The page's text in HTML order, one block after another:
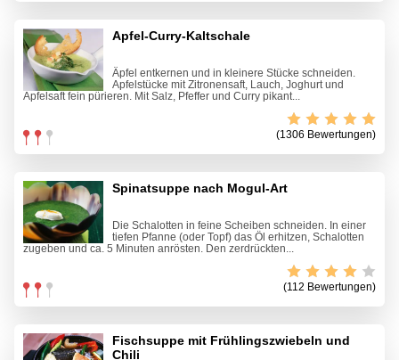
Apfel-Curry-Kaltschale
Äpfel entkernen und in kleinere Stücke schneiden.
Apfelstücke mit Zitronensaft, Lauch, Joghurt und
Apfelsaft fein pürieren. Mit Salz, Pfeffer und Curry pikant...
(1306 Bewertungen)
Spinatsuppe nach Mogul-Art
Die Schalotten in feine Scheiben schneiden. In einer
tiefen Pfanne (oder Topf) das Öl erhitzen, Schalotten
zugeben und ca. 5 Minuten anrösten. Den zerdrückten...
(112 Bewertungen)
Fischsuppe mit Frühlingszwiebeln und
Chili